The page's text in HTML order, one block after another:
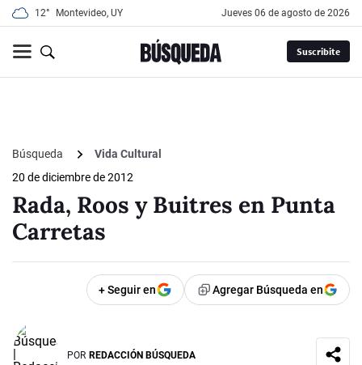
12° Montevideo, UY jueves 06 de agosto de 2026
Suscribite
Búsqueda
Vida Cultural
20 de diciembre de 2012
Rada, Roos y Buitres en Punta
Carretas
+ Seguir en Agregar Búsqueda en
POR REDACCIÓN BÚSQUEDA